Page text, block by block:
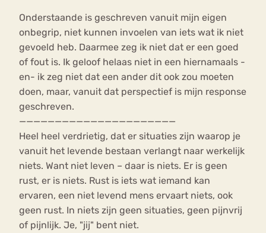
Onderstaande is geschreven vanuit mijn eigen
onbegrip, niet kunnen invoelen van iets wat ik niet
gevoeld heb. Daarmee zeg ik niet dat er een goed
of fout is. Ik geloof helaas niet in een hiernamaals -
en- ik zeg niet dat een ander dit ook zou moeten
doen, maar, vanuit dat perspectief is mijn response
geschreven.
——————————————————————
Heel heel verdrietig, dat er situaties zijn waarop je
vanuit het levende bestaan verlangt naar werkelijk
niets. Want niet leven – daar is niets. Er is geen
rust, er is niets. Rust is iets wat iemand kan
ervaren, een niet levend mens ervaart niets, ook
geen rust. In niets zijn geen situaties, geen pijnvrij
of pijnlijk. Je, "jij" bent niet.